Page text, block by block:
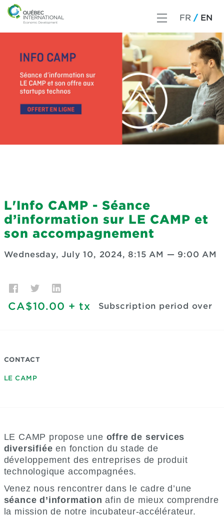
FR EN
L'Info CAMP - Séance
d’information sur LE CAMP et
son accompagnement
Wednesday, July 10, 2024, 8:15 AM — 9:00 AM
CA$10.00 + tx Subscription period over
CONTACT
LE CAMP
LE CAMP propose une offre de services
diversifiée en fonction du stade de
développement des entreprises de produit
technologique accompagnées.
Venez nous rencontrer dans le cadre d’une
séance d’information afin de mieux comprendre
la mission de notre incubateur-accélérateur.